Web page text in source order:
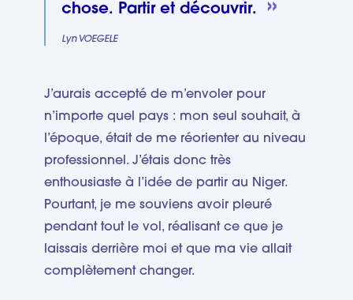
chose. Partir et découvrir.
Lyn VOEGELE
J’aurais accepté de m’envoler pour
n’importe quel pays : mon seul souhait, à
l’époque, était de me réorienter au niveau
professionnel. J’étais donc très
enthousiaste à l’idée de partir au Niger.
Pourtant, je me souviens avoir pleuré
pendant tout le vol, réalisant ce que je
laissais derrière moi et que ma vie allait
complètement changer.